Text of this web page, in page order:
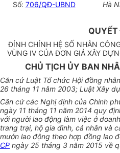
Số: 706/QĐ-UBND Hà
ĐÍNH CHÍNH HỆ SỐ NHÂN
VÙNG IV CỦA ĐƠN GIÁ XÂY
CHỦ TỊCH ỦY BAN
Căn cứ Luật Tổ chức Hội đồng
26 tháng 11 năm 2003; Luật Xây
Căn cứ các Nghị định của Chính
ngày 11 tháng 11 năm 2014 quy
với người lao động làm việc ở
trang trại, hộ gia đình, cá nhân và
mướn lao động theo hợp đồng lao
CP ngày 25 tháng 3 năm 2015 về